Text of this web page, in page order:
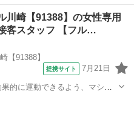
めての方や苦手な方がほとん
今日はこの動きを意識しまし
、...
川崎【91388】の女性専用
客スタッフ 【フル…
【91388】
提携サイト 7月21日
的に運動できるよう、マシン